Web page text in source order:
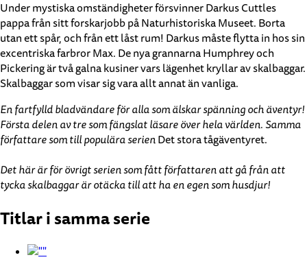
Under mystiska omständigheter försvinner Darkus Cuttles
pappa från sitt forskarjobb på Naturhistoriska Museet. Borta
utan ett spår, och från ett låst rum! Darkus måste flytta in hos sin
excentriska farbror Max. De nya grannarna Humphrey och
Pickering är två galna kusiner vars lägenhet kryllar av skalbaggar.
Skalbaggar som visar sig vara allt annat än vanliga.
En fartfylld bladvändare för alla som älskar spänning och äventyr!
Första delen av tre som fängslat läsare över hela världen. Samma
författare som till populära serienDet stora tågäventyret.
Det här är för övrigt serien som fått författaren att gå från att
tycka skalbaggar är otäcka till att ha en egen som husdjur!
Titlar i samma serie